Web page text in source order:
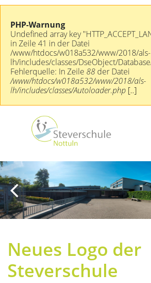
PHP-Warnung
Undefined array key
in Zeile 41 in der Datei
/www/htdocs/w018a532/www/2018/als-
lh/includes/classes/DseObject/
Fehlerquelle: In Zeile 88 der Datei
/www/htdocs/w018a532/www/2018/als-
lh/includes/classes/Autoloader.php [..]
Neues Logo der
Steverschule